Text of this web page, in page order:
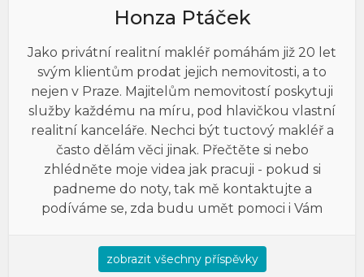
Honza Ptáček
Jako privátní realitní makléř pomáhám již 20 let
svým klientům prodat jejich nemovitosti, a to
nejen v Praze. Majitelům nemovitostí poskytuji
služby každému na míru, pod hlavičkou vlastní
realitní kanceláře. Nechci být tuctový makléř a
často dělám věci jinak. Přečtěte si nebo
zhlédněte moje videa jak pracuji - pokud si
padneme do noty, tak mě kontaktujte a
podíváme se, zda budu umět pomoci i Vám
zobrazit všechny příspěvky